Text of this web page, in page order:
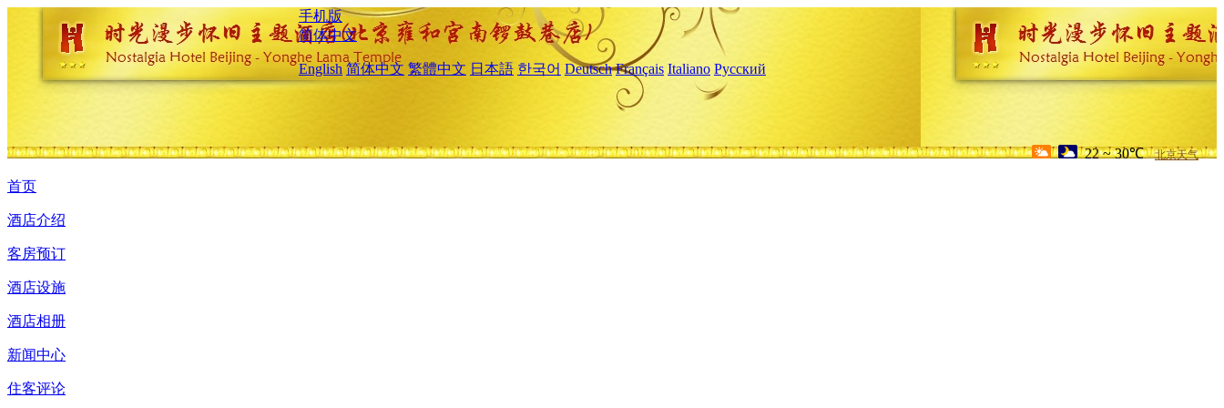
手机版
简体中文
English 简体中文 繁體中文 日本語 한국어 Deutsch Français Italiano Русский
22 ~ 30℃ 北京天气
首页
酒店介绍
客房预订
酒店设施
酒店相册
新闻中心
住客评论